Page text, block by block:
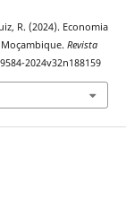
R. (2024). Economia
Revista
2024v32n188159